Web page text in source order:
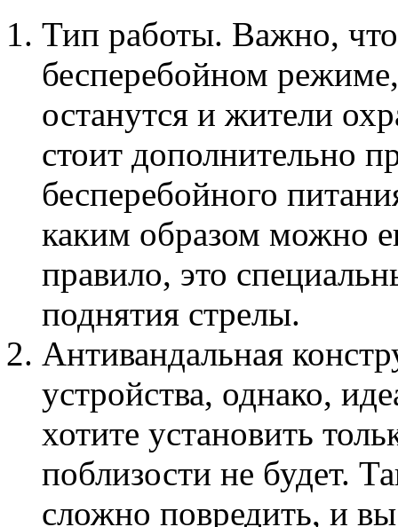
Тип работы. Важно,
бесперебойном
останутся и жители
стоит дополнительно
бесперебойного
каким образом можно
правило, это
поднятия стрелы.
Антивандальная
устройства, однако,
хотите установить
поблизости не будет.
сложно повредить, и